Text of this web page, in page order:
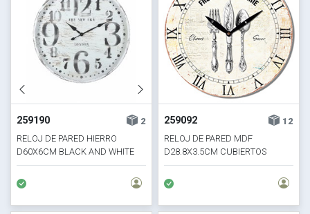
259190
2
RELOJ DE PARED HIERRO
D60X6CM BLACK AND WHITE
259092
12
RELOJ DE PARED MDF
D28.8X3.5CM CUBIERTOS
PLATA